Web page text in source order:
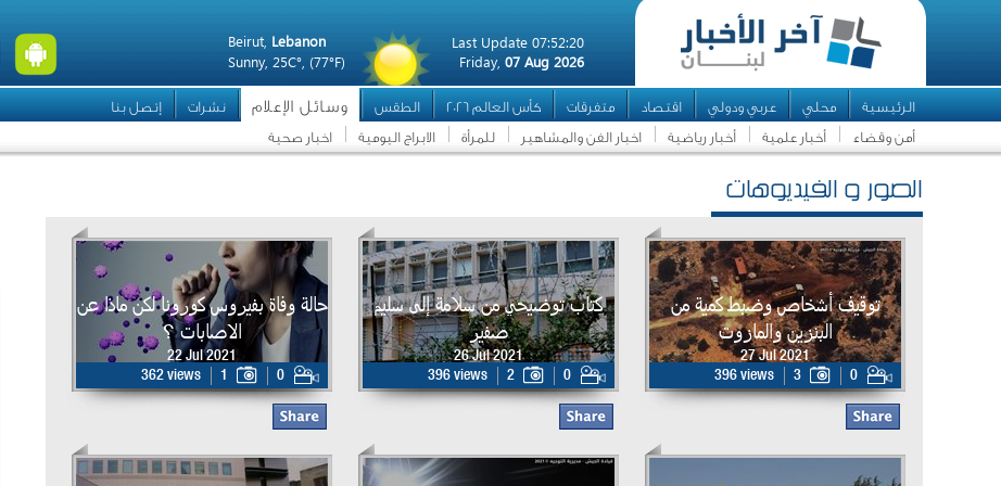
Last Update 07:52:20
Friday, 07 Aug 2026
Beirut, Lebanon
Sunny, 25C°, (77°F)
الرئيسية محلي عربي ودولي اقتصاد متفرقات كأس العالم 2026 الطقس وسائل الإعلام نشرات
إتصل بنا
أمن وقضاء
أخبار علمية أخبار رياضية اخبار الفن والمشاهير للمرأة الابراج اليومية اخبار صحية
الصور و الفيديوهات
توقيف أشخاص وضبط كمية من
البنزين والمازوت
27 Jul 2021
396 views
3 0
كتاب توضيحي من سلامة إلى سليم
صفير
26 Jul 2021
396 views
2 0
حالة وفاة بفيروس كورونا لكن ماذا عن
الاصابات ؟
22 Jul 2021
362 views
1 0